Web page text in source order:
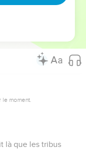
Pour vous procurer
moment.
là que les tribus